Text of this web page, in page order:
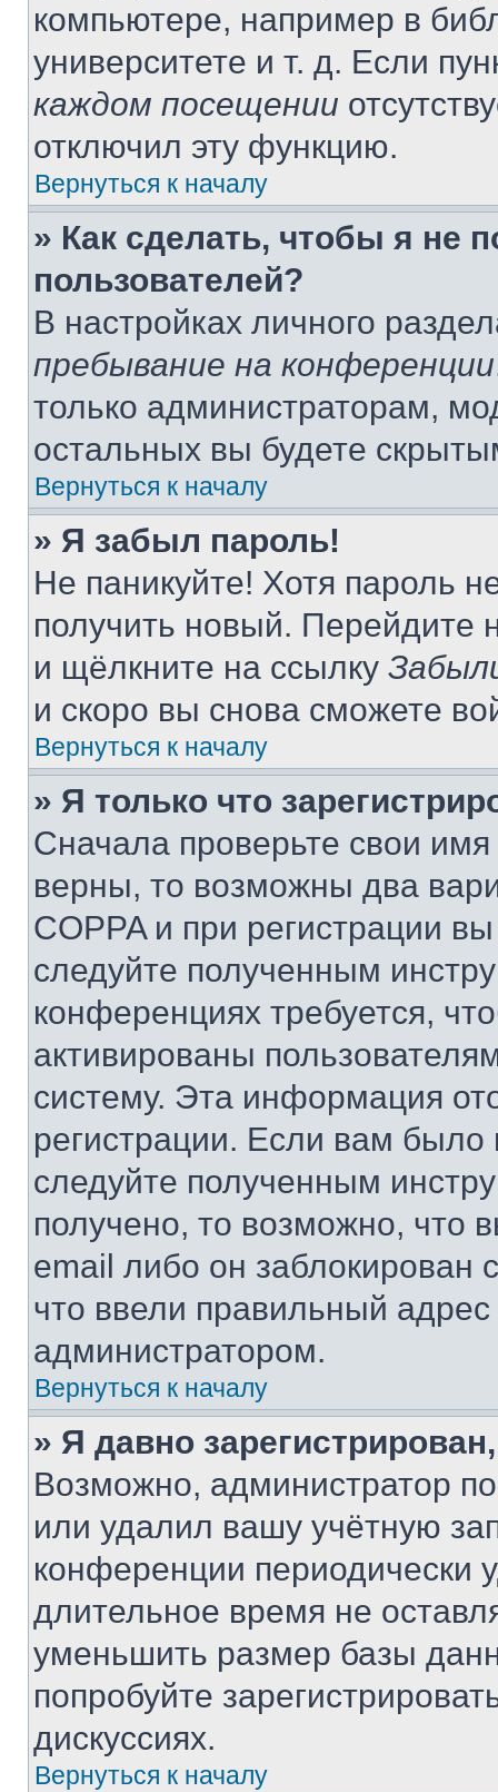
компьютере, например в
университете и т. д. Если
каждом посещении
отключил эту функцию.
Вернуться к началу
» Как сделать, чтобы я не
пользователей?
В настройках личного
пребывание на конференции
только администраторам,
остальных вы будете
Вернуться к началу
» Я забыл пароль!
Не паникуйте! Хотя пароль
получить новый. Перейдите
и щёлкните на ссылку
и скоро вы снова сможете
Вернуться к началу
» Я только что
Сначала проверьте свои
верны, то возможны два
COPPA и при регистрации
следуйте полученным
конференциях требуется,
активированы
систему. Эта информация
регистрации. Если вам
следуйте полученным
получено, то возможно, что
email либо он
что ввели правильный адрес
администратором.
Вернуться к началу
» Я давно
Возможно, администратор
или удалил вашу учётную
конференции периодически
длительное время не
уменьшить размер базы
попробуйте
дискуссиях.
Вернуться к началу